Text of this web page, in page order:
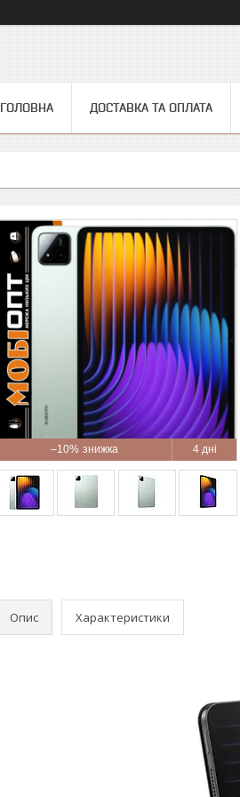
ГОЛОВНА ДОСТАВКА ТА ОПЛАТА
–10% 4 дні
Опис Характеристики